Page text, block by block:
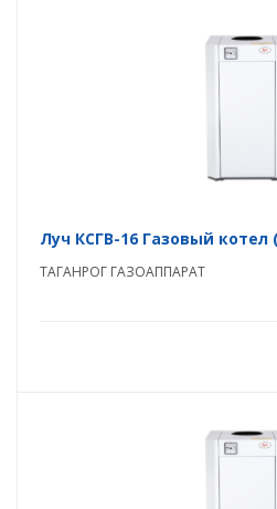
Луч КСГВ-16 Газовый котел
ТАГАНРОГ ГАЗОАППАРАТ